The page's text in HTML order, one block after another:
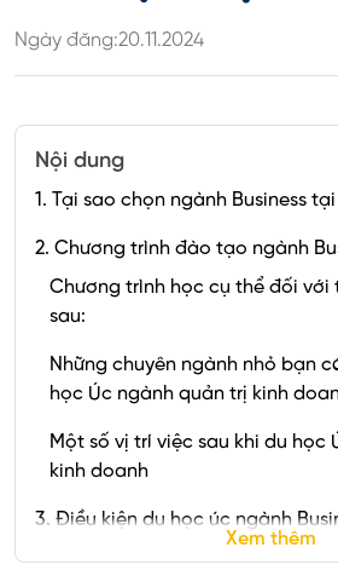
Ngày đăng:20.11.2024
Nội dung
1. Tại sao chọn ngành Business tại
2. Chương trình đào tạo ngành
Chương trình học cụ thể đối với
sau:
Những chuyên ngành nhỏ bạn
học Úc ngành quản trị kinh
Một số vị trí việc sau khi du học
kinh doanh
3. Điều kiện du học úc ngành
3.1. Cao đẳng
Xem thêm